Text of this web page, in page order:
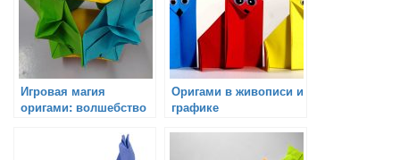
Игровая магия
оригами: волшебство
Оригами в живописи и
графике